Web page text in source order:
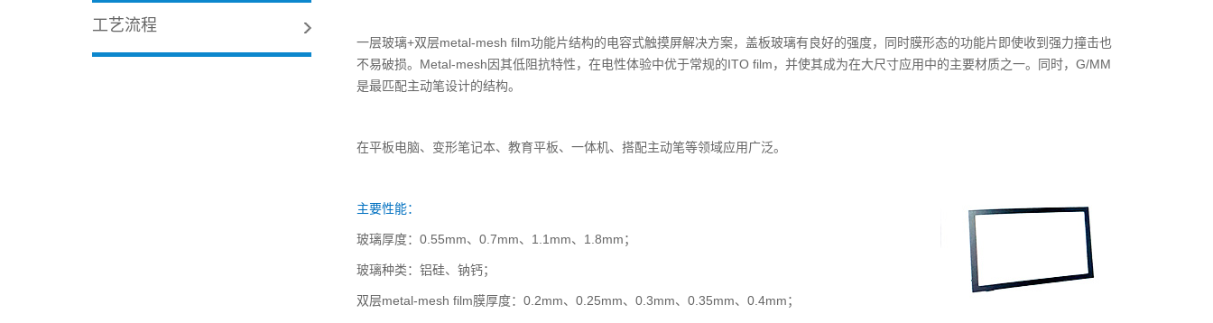
工艺流程
一层玻璃+双层metal-mesh film功能片结构的电容式触摸屏解决方案，盖板玻璃有良好的强度，同时膜形态的功能片即使收到强力撞击也
不易破损。Metal-mesh因其低阻抗特性，在电性体验中优于常规的ITO film，并使其成为在大尺寸应用中的主要材质之一。同时，G/MM
是最匹配主动笔设计的结构。
在平板电脑、变形笔记本、教育平板、一体机、搭配主动笔等领域应用广泛。
主要性能：
玻璃厚度：0.55mm、0.7mm、1.1mm、1.8mm；
玻璃种类：铝硅、钠钙；
双层metal-mesh film膜厚度：0.2mm、0.25mm、0.3mm、0.35mm、0.4mm；